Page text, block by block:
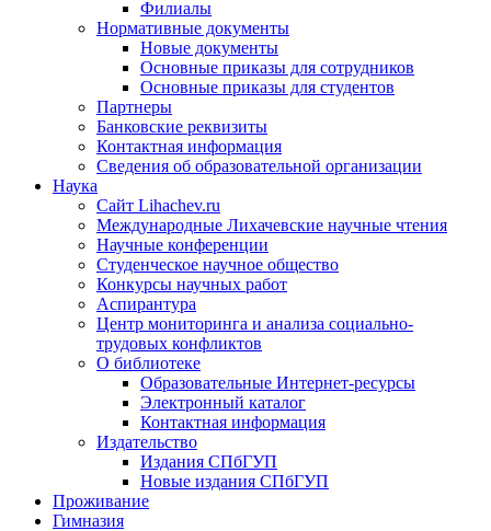
Филиалы
Нормативные документы
Новые документы
Основные приказы для сотрудников
Основные приказы для студентов
Партнеры
Банковские реквизиты
Контактная информация
Сведения об образовательной организации
Наука
Сайт Lihachev.ru
Международные Лихачевские научные чтения
Научные конференции
Студенческое научное общество
Конкурсы научных работ
Аспирантура
Центр мониторинга и анализа социально-
трудовых конфликтов
О библиотеке
Образовательные Интернет-ресурсы
Электронный каталог
Контактная информация
Издательство
Издания СПбГУП
Новые издания СПбГУП
Проживание
Гимназия